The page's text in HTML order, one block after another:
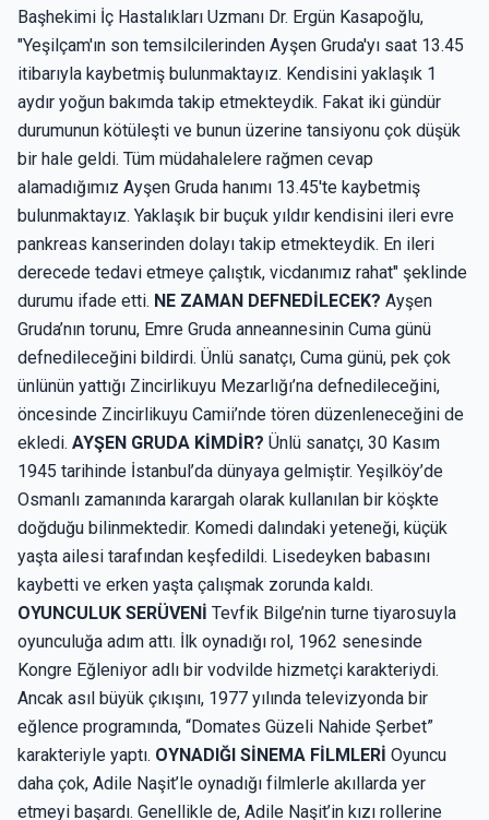
Başhekimi İç Hastalıkları Uzmanı Dr. Ergün Kasapoğlu,
"Yeşilçam'ın son temsilcilerinden Ayşen Gruda'yı saat 13.45
itibarıyla kaybetmiş bulunmaktayız. Kendisini yaklaşık 1
aydır yoğun bakımda takip etmekteydik. Fakat iki gündür
durumunun kötüleşti ve bunun üzerine tansiyonu çok düşük
bir hale geldi. Tüm müdahalelere rağmen cevap
alamadığımız Ayşen Gruda hanımı 13.45'te kaybetmiş
bulunmaktayız. Yaklaşık bir buçuk yıldır kendisini ileri evre
pankreas kanserinden dolayı takip etmekteydik. En ileri
derecede tedavi etmeye çalıştık, vicdanımız rahat" şeklinde
durumu ifade etti. NE ZAMAN DEFNEDİLECEK? Ayşen
Gruda’nın torunu, Emre Gruda anneannesinin Cuma günü
defnedileceğini bildirdi. Ünlü sanatçı, Cuma günü, pek çok
ünlünün yattığı Zincirlikuyu Mezarlığı’na defnedileceğini,
öncesinde Zincirlikuyu Camii’nde tören düzenleneceğini de
ekledi. AYŞEN GRUDA KİMDİR? Ünlü sanatçı, 30 Kasım
1945 tarihinde İstanbul’da dünyaya gelmiştir. Yeşilköy’de
Osmanlı zamanında karargah olarak kullanılan bir köşkte
doğduğu bilinmektedir. Komedi dalındaki yeteneği, küçük
yaşta ailesi tarafından keşfedildi. Lisedeyken babasını
kaybetti ve erken yaşta çalışmak zorunda kaldı.
OYUNCULUK SERÜVENİ Tevfik Bilge’nin turne tiyarosuyla
oyunculuğa adım attı. İlk oynadığı rol, 1962 senesinde
Kongre Eğleniyor adlı bir vodvilde hizmetçi karakteriydi.
Ancak asıl büyük çıkışını, 1977 yılında televizyonda bir
eğlence programında, “Domates Güzeli Nahide Şerbet”
karakteriyle yaptı. OYNADIĞI SİNEMA FİLMLERİ Oyuncu
daha çok, Adile Naşit’le oynadığı filmlerle akıllarda yer
etmeyi başardı. Genellikle de, Adile Naşit’in kızı rollerine